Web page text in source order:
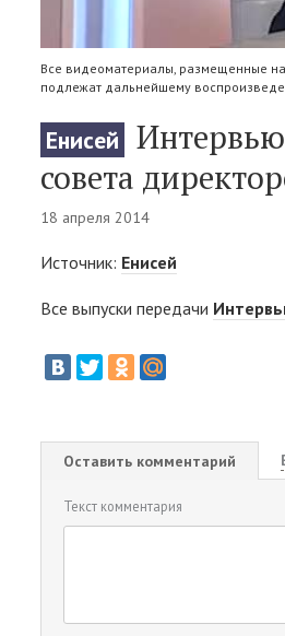
Все видеоматериалы, размещенные
подлежат дальнейшему
Енисей
совета
18 апреля 2014
Источник: Енисей
Все выпуски передачи
Оставить комментарий
Текст комментария